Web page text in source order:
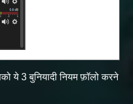
ये 3 बुनियादी नियम फ़ॉलो करने